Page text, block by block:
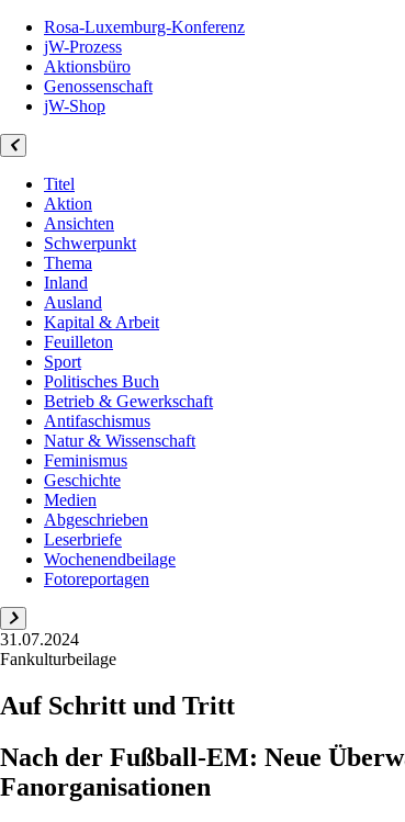
Rosa-Luxemburg-Konferenz
jW-Prozess
Aktionsbüro
Genossenschaft
jW-Shop
Titel
Aktion
Ansichten
Schwerpunkt
Thema
Inland
Ausland
Kapital & Arbeit
Feuilleton
Sport
Politisches Buch
Betrieb & Gewerkschaft
Antifaschismus
Natur & Wissenschaft
Feminismus
Geschichte
Medien
Abgeschrieben
Leserbriefe
Wochenendbeilage
Fotoreportagen
31.07.2024
Fankulturbeilage
Auf Schritt und Tritt
Nach der Fußball-EM: Neue
Fanorganisationen